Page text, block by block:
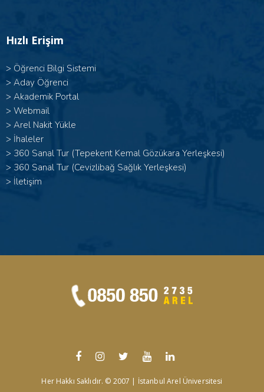
Hızlı Erişim
> Öğrenci Bilgi Sistemi
> Aday Öğrenci
> Akademik Portal
> Webmail
> Arel Nakit Yükle
> İhaleler
> 360 Sanal Tur (Tepekent Kemal Gözükara Yerleşkesi)
> 360 Sanal Tur (Cevizlibağ Sağlık Yerleşkesi)
> İletişim
Her Hakkı Saklıdır. © 2007 | İstanbul Arel Üniversitesi